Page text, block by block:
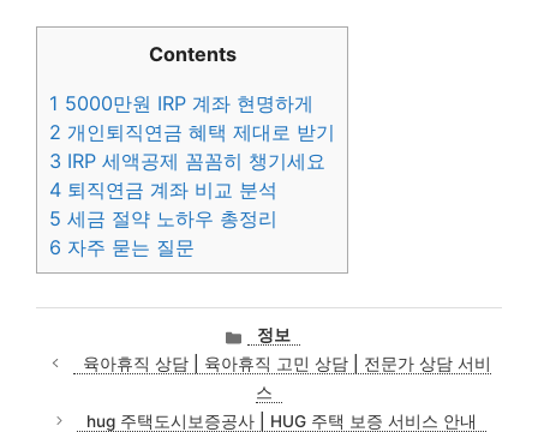
Contents
1 5000만원 IRP 계좌 현명하게
2 개인퇴직연금 혜택 제대로 받기
3 IRP 세액공제 꼼꼼히 챙기세요
4 퇴직연금 계좌 비교 분석
5 세금 절약 노하우 총정리
6 자주 묻는 질문
카
테
고
리
정보
육아휴직 상담 | 육아휴직 고민 상담 | 전문가 상담 서비
스
hug 주택도시보증공사 | HUG 주택 보증 서비스 안내